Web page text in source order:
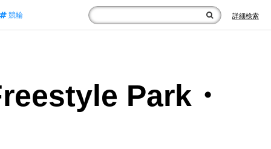
競輪 詳細検索
Park・